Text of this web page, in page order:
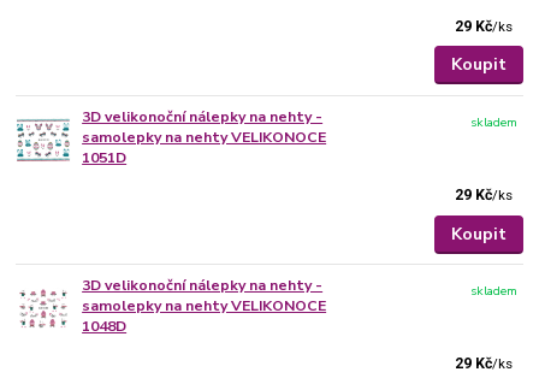
29 Kč/ks
Koupit
3D velikonoční nálepky na nehty -
samolepky na nehty VELIKONOCE
1051D
29 Kč/ks
skladem
Koupit
3D velikonoční nálepky na nehty -
samolepky na nehty VELIKONOCE
1048D
29 Kč/ks
skladem